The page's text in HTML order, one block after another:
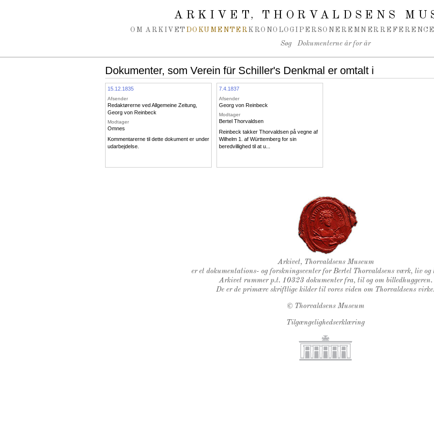
ARKIVET, THORVALDSENS
OM ARKIVET DOKUMENTER KRONOLOGI PERSONER EMNER
Søg Dokumenterne år for år
Dokumenter, som Verein für Schiller's Denkmal er omtalt i
15.12.1835
Afsender
Redaktørerne ved Allgemeine Zeitung
Georg von Reinbeck
Modtager
Omnes
Kommentarerne til dette dokument er under
udarbejdelse.
7.4.1837
Afsender
Georg von Reinbeck
Modtager
Bertel Thorvaldsen
Reinbeck takker Thorvaldsen på vegne af
Wilhelm 1. af Württemberg for sin
beredvillighed til at u...
Thorvaldsens Segl
Arkivet, Thorvaldsens Museum
er et dokumentations- og forskningscenter for Bertel Thorvaldsens værk, liv og
Arkivet rummer p.t. 10323 dokumenter fra, til og om billedhuggeren.
De er de primære skriftlige kilder til vores viden om Thorvaldsens virke.
© Thorvaldsens Museum
Tilgængelighedserklæring